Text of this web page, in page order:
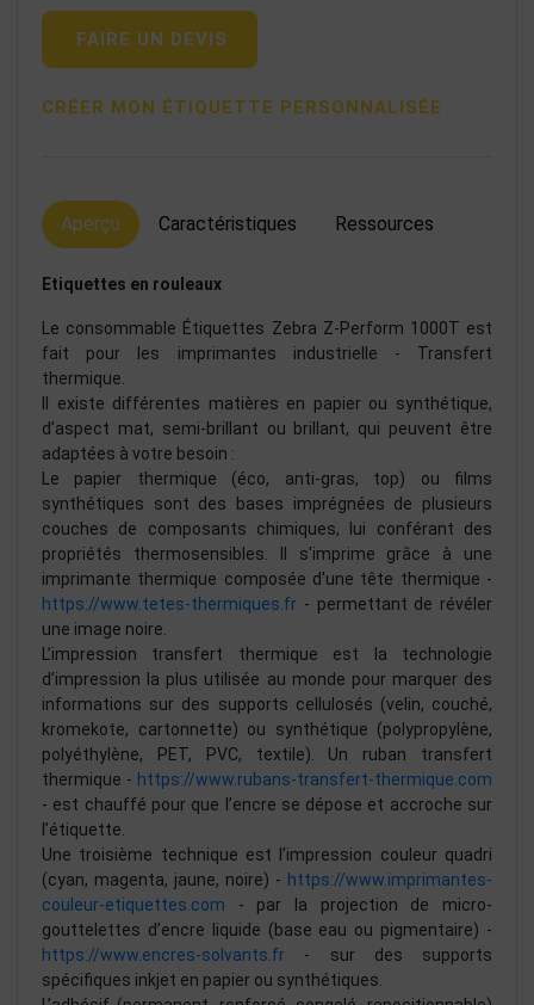
FAIRE UN DEVIS
CRÉER MON ÉTIQUETTE PERSONNALISÉE
Aperçu Caractéristiques Ressources
Etiquettes en rouleaux
Le consommable Étiquettes Zebra Z-Perform 1000T est
fait pour les imprimantes industrielle - Transfert
thermique.
Il existe différentes matières en papier ou synthétique,
d’aspect mat, semi-brillant ou brillant, qui peuvent être
adaptées à votre besoin :
Le papier thermique (éco, anti-gras, top) ou films
synthétiques sont des bases imprégnées de plusieurs
couches de composants chimiques, lui conférant des
propriétés thermosensibles. Il s'imprime grâce à une
imprimante thermique composée d'une tête thermique -
https://www.tetes-thermiques.fr - permettant de révéler
une image noire.
L’impression transfert thermique est la technologie
d’impression la plus utilisée au monde pour marquer des
informations sur des supports cellulosés (velin, couché,
kromekote, cartonnette) ou synthétique (polypropylène,
polyéthylène, PET, PVC, textile). Un ruban transfert
thermique - https://www.rubans-transfert-thermique.com
- est chauffé pour que l’encre se dépose et accroche sur
l’étiquette.
Une troisième technique est l’impression couleur quadri
(cyan, magenta, jaune, noire) - https://www.imprimantes-
couleur-etiquettes.com - par la projection de micro-
gouttelettes d’encre liquide (base eau ou pigmentaire) -
https://www.encres-solvants.fr - sur des supports
spécifiques inkjet en papier ou synthétiques.